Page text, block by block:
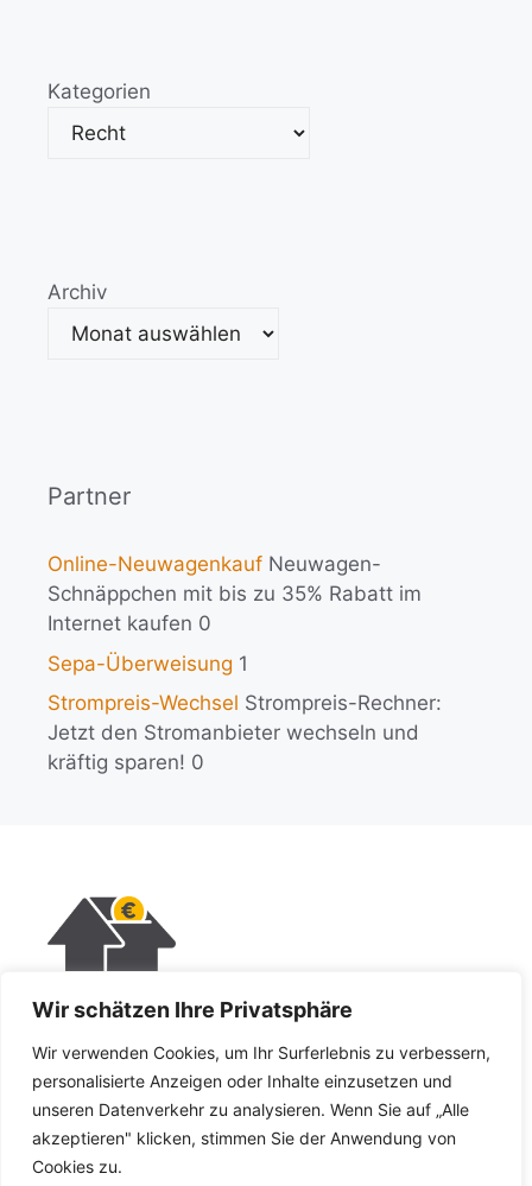
Wir schätzen Ihre Privatsphäre
Wir verwenden Cookies, um Ihr Surferlebnis zu verbessern,
personalisierte Anzeigen oder Inhalte einzusetzen und
unseren Datenverkehr zu analysieren. Wenn Sie auf „Alle
akzeptieren" klicken, stimmen Sie der Anwendung von
Cookies zu.
Kategorien
Archiv
Partner
Online-Neuwagenkauf Neuwagen-
Schnäppchen mit bis zu 35% Rabatt im
Internet kaufen 0
Sepa-Überweisung 1
Strompreis-Wechsel Strompreis-Rechner:
Jetzt den Stromanbieter wechseln und
kräftig sparen! 0
Impressum
Datenschutz